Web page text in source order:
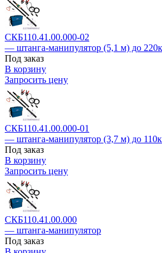
СКБ110.41.00.000-02
— штанга-манипулятор (5,1 м) до
Под заказ
В корзину
Запросить цену
СКБ110.41.00.000-01
— штанга-манипулятор (3,7 м) до
Под заказ
В корзину
Запросить цену
СКБ110.41.00.000
— штанга-манипулятор
Под заказ